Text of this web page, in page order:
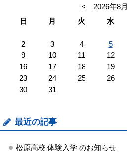
< 2026年8月
日
月 火 水
2
3 4 5
9
10 11 12
16
17 18 19
23
24 25 26
30
31
最近の記事
松原高校 体験入学 のお知らせ